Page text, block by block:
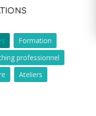
Formation
professionnel
Ateliers